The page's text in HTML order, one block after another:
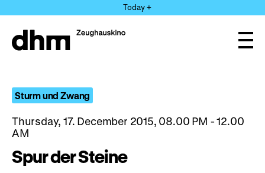
directly
the
Today +
Sturm und Zwang
Thursday, 17. December 2015, 08.00 PM - 12.00
AM
Spur der Steine